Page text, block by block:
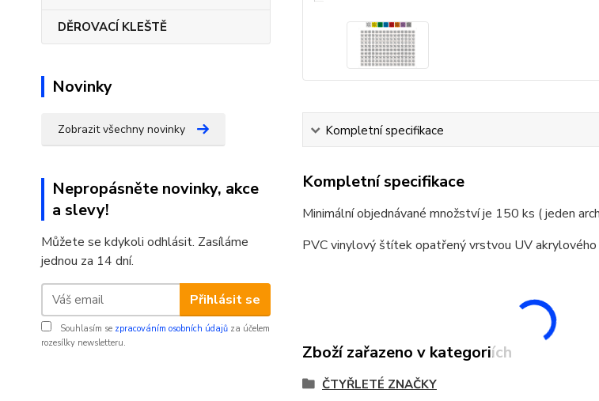
DĚROVACÍ KLEŠTĚ
Novinky
Zobrazit všechny novinky
Nepropásněte novinky, akce
a slevy!
Můžete se kdykoli odhlásit. Zasíláme
jednou za 14 dní.
Přihlásit se
Souhlasím se zpracováním osobních údajů za účelem
rozesílky newsletteru.
Kompletní specifikace
Kompletní specifikace
Minimální objednávané množství je 150 ks ( jeden
PVC vinylový štítek opatřený vrstvou UV
Zboží zařazeno v kategoriích
ČTYŘLETÉ ZNAČKY